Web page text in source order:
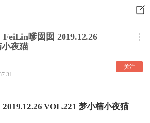
嗲囡囡 2019.12.26
夜猫
关注
VOL.221 梦小楠小夜猫